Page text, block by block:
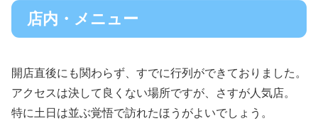
店内・メニュー
開店直後にも関わらず、すでに行列ができておりました。
アクセスは決して良くない場所ですが、さすが人気店。
特に土日は並ぶ覚悟で訪れたほうがよいでしょう。